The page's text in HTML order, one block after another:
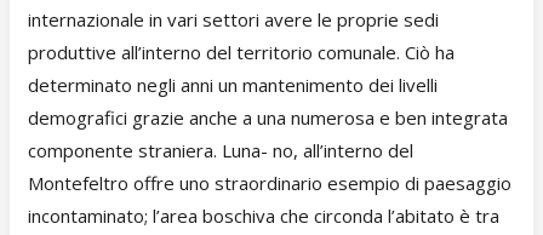
internazionale in vari settori avere le proprie sedi
produttive all’interno del territorio comunale. Ciò ha
determinato negli anni un mantenimento dei livelli
demografici grazie anche a una numerosa e ben integrata
componente straniera. Luna- no, all’interno del
Montefeltro offre uno straordinario esempio di paesaggio
incontaminato; l’area boschiva che circonda l’abitato è tra